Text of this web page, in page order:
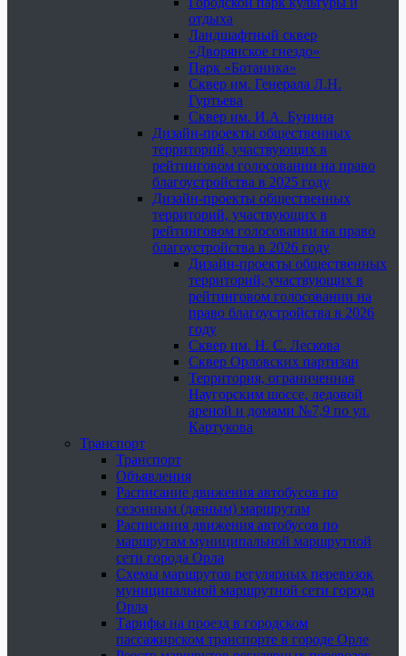
отдыха
Ландшафтный сквер
«Дворянское гнездо»
Парк «Ботаника»
Сквер им. Генерала Л.Н.
Гуртьева
Сквер им. И.А. Бунина
Дизайн-проекты общественных
территорий, участвующих в
рейтинговом голосовании на право
благоустройства в 2025 году
Дизайн-проекты общественных
территорий, участвующих в
рейтинговом голосовании на право
благоустройства в 2026 году
Дизайн-проекты общественных
территорий, участвующих в
рейтинговом голосовании на
право благоустройства в 2026
году
Сквер им. Н. С. Лескова
Сквер Орловских партизан
Территория, ограниченная
Наугорским шоссе, ледовой
ареной и домами №7,9 по ул.
Картукова
Транспорт
Транспорт
Объявления
Расписание движения автобусов по
сезонным (дачным) маршрутам
Расписания движения автобусов по
маршрутам муниципальной маршрутной
сети города Орла
Схемы маршрутов регулярных перевозок
муниципальной маршрутной сети города
Орла
Тарифы на проезд в городском
пассажирском транспорте в городе Орле